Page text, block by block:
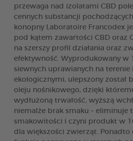
przewaga nad izolatami CBD
cennych substancji
konopny Laboratoire Francodex
pod kątem zawartości CBD oraz
na szerszy profil działania oraz
efektywność. Wyprodukowany w
siewnych uprawianych na
ekologicznymi, ulepszony został
oleju nośnikowego, dzięki
wydłużoną trwałość, wyższą
niemalże brak smaku – eliminuje
smakowitości i czyni produkt w
dla większości zwierząt. Ponadto